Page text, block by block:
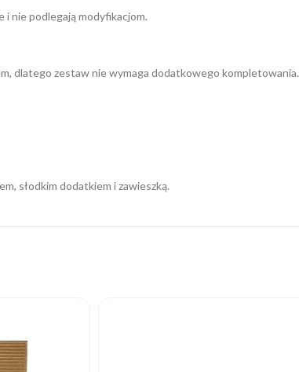
i nie podlegają modyfikacjom.
dlatego zestaw nie wymaga dodatkowego kompletowania.
słodkim dodatkiem i zawieszką.